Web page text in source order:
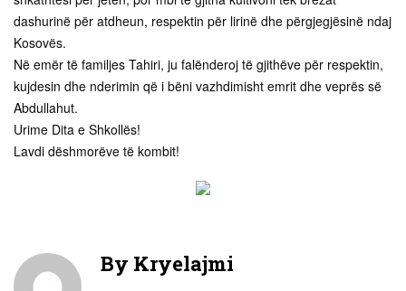
dashurinë për atdheun, respektin për lirinë dhe përgjegjësinë ndaj
Kosovës.
Në emër të familjes Tahiri, ju falënderoj të gjithëve për respektin,
kujdesin dhe nderimin që i bëni vazhdimisht emrit dhe veprës së
Abdullahut.
Urime Dita e Shkollës!
Lavdi dëshmorëve të kombit!
By Kryelajmi